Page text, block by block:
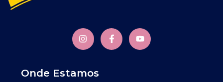
Onde Estamos